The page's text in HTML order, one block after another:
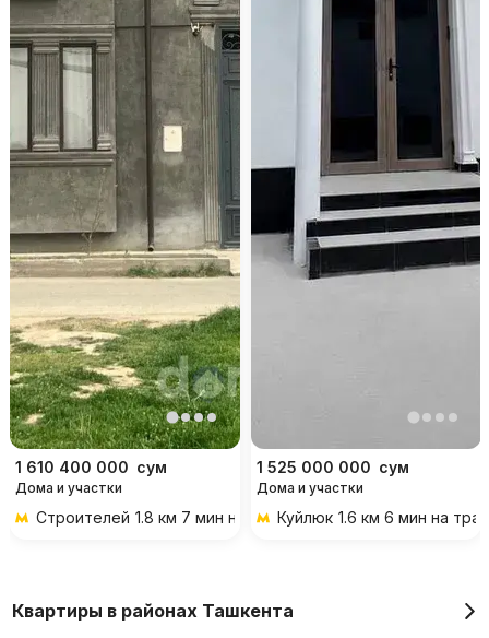
1 610 400 000 сум
Дома и участки
Строителей 1.8 км 7 мин на транспорте
1 525 000 000 сум
Дома и участки
Куйлюк 1.6 км 6 мин на
Квартиры в районах Ташкента